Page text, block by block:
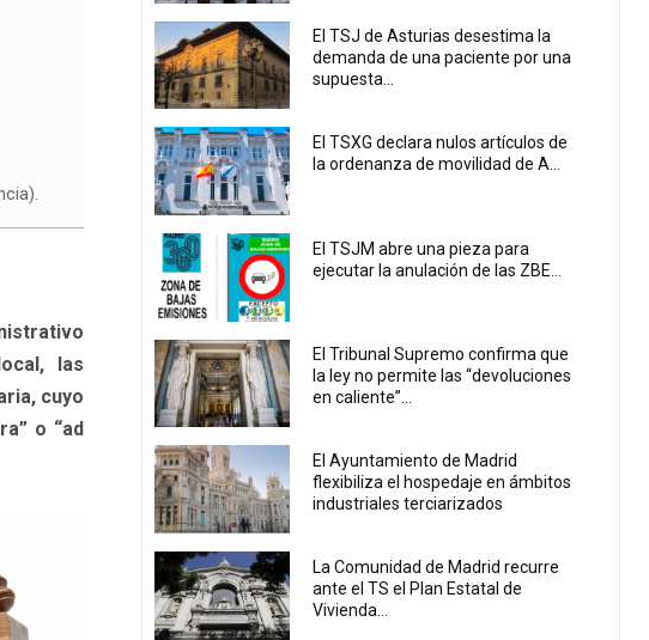
las
cuyo
o “ad
El TSJ de Asturias desestima la
demanda de una paciente por una
supuesta...
El TSXG declara nulos artículos de
la ordenanza de movilidad de A...
El TSJM abre una pieza para
ejecutar la anulación de las ZBE...
El Tribunal Supremo confirma que
la ley no permite las “devoluciones
en caliente”...
El Ayuntamiento de Madrid
flexibiliza el hospedaje en ámbitos
industriales terciarizados
La Comunidad de Madrid recurre
ante el TS el Plan Estatal de
Vivienda...